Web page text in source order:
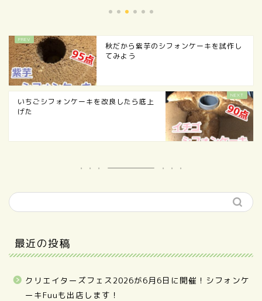
秋だから紫芋のシフォンケーキを試作し
てみよう
いちごシフォンケーキを改良したら底上
げた
最近の投稿
クリエイターズフェス2026が6月6日に開催！シフォンケ
ーキFuuも出店します！